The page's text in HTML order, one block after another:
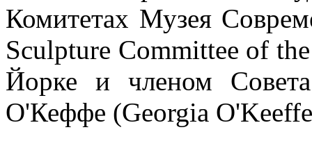
Комитетах Музея
Sculpture Committee of
Йорке и членом
О'Кеффе (Georgia